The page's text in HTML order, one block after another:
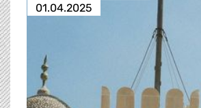
01.04.2025